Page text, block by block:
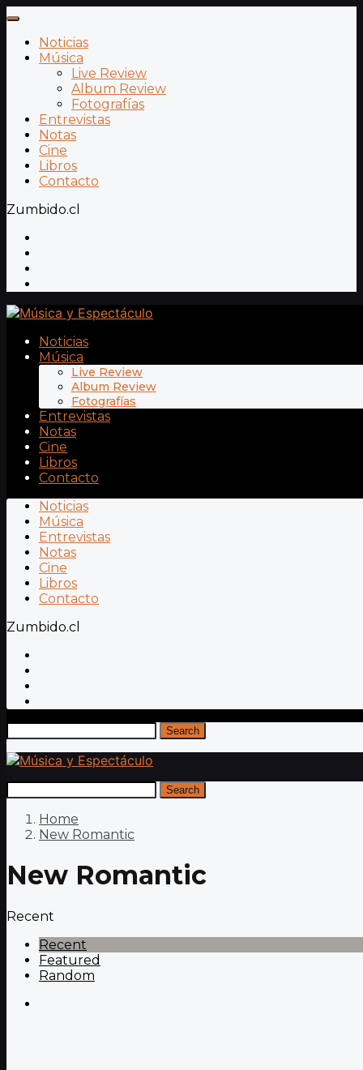
Noticias
Música
Live Review
Album Review
Fotografías
Entrevistas
Notas
Cine
Libros
Contacto
Zumbido.cl
Noticias
Música
Live Review
Album Review
Fotografías
Entrevistas
Notas
Cine
Libros
Contacto
Noticias
Música
Entrevistas
Notas
Cine
Libros
Contacto
Zumbido.cl
Search
Search
Home
New Romantic
New Romantic
Recent
Recent
Featured
Random